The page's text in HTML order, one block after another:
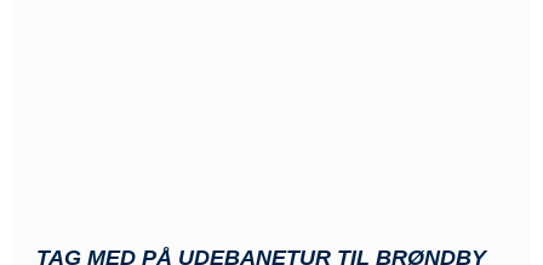
TAG MED PÅ UDEBANETUR TIL BRØNDBY